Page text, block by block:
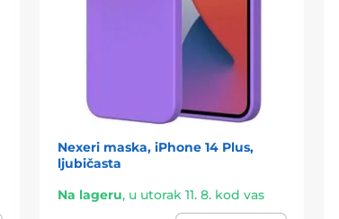
Nexeri maska, iPhone 14 Plus,
ljubičasta
Na lageru, u utorak 11. 8. kod vas